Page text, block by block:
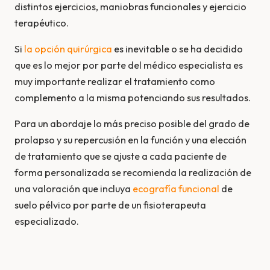
distintos ejercicios, maniobras funcionales y ejercicio
terapéutico.
Si la opción quirúrgica es inevitable o se ha decidido
que es lo mejor por parte del médico especialista es
muy importante realizar el tratamiento como
complemento a la misma potenciando sus resultados.
Para un abordaje lo más preciso posible del grado de
prolapso y su repercusión en la función y una elección
de tratamiento que se ajuste a cada paciente de
forma personalizada se recomienda la realización de
una valoración que incluya ecografía funcional de
suelo pélvico por parte de un fisioterapeuta
especializado.